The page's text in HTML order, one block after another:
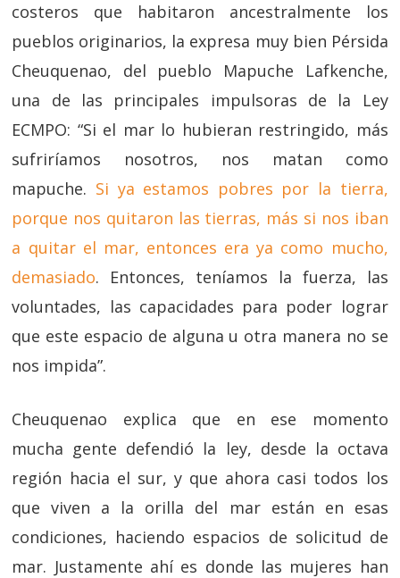
costeros que habitaron ancestralmente los
pueblos originarios, la expresa muy bien Pérsida
Cheuquenao, del pueblo Mapuche Lafkenche,
una de las principales impulsoras de la Ley
ECMPO: “Si el mar lo hubieran restringido, más
sufriríamos nosotros, nos matan como
mapuche. Si ya estamos pobres por la tierra,
porque nos quitaron las tierras, más si nos iban
a quitar el mar, entonces era ya como mucho,
demasiado. Entonces, teníamos la fuerza, las
voluntades, las capacidades para poder lograr
que este espacio de alguna u otra manera no se
nos impida”.
Cheuquenao explica que en ese momento
mucha gente defendió la ley, desde la octava
región hacia el sur, y que ahora casi todos los
que viven a la orilla del mar están en esas
condiciones, haciendo espacios de solicitud de
mar. Justamente ahí es donde las mujeres han